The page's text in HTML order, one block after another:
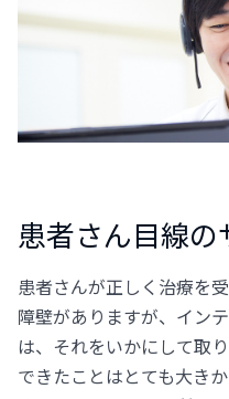
患者さん目線の
患者さんが正しく治療を
障壁がありますが、イン
は、それをいかにして取
できたことはとても大き